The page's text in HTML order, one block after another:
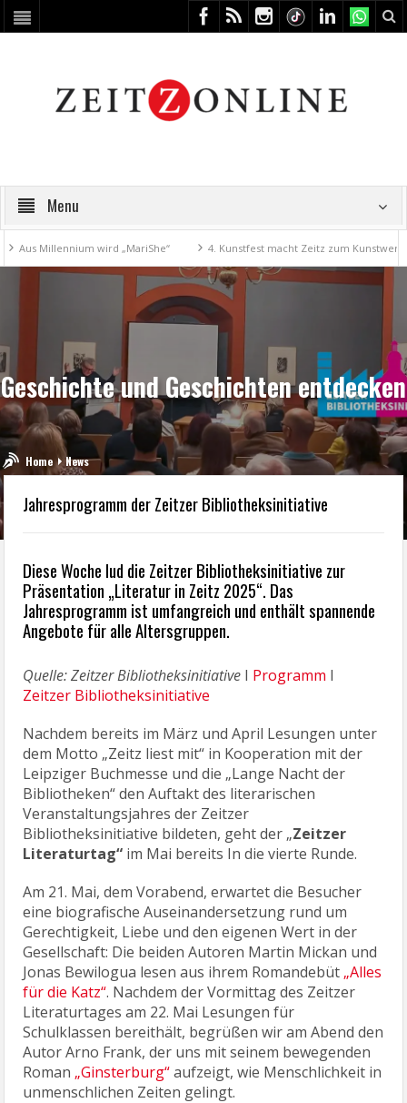
Menu
wird „MariShe“ 4. Kunstfest macht Zeitz zum Kunstwerk
Geschichte und Geschichten entdecken
Home News
Jahresprogramm der Zeitzer Bibliotheksinitiative
Diese Woche lud die Zeitzer Bibliotheksinitiative zur
Präsentation „Literatur in Zeitz 2025“. Das
Jahresprogramm ist umfangreich und enthält spannende
Angebote für alle Altersgruppen.
Quelle: Zeitzer Bibliotheksinitiative I Programm I
Zeitzer Bibliotheksinitiative
Nachdem bereits im März und April Lesungen unter
dem Motto „Zeitz liest mit“ in Kooperation mit der
Leipziger Buchmesse und die „Lange Nacht der
Bibliotheken“ den Auftakt des literarischen
Veranstaltungsjahres der Zeitzer
Bibliotheksinitiative bildeten, geht der „Zeitzer
Literaturtag“ im Mai bereits In die vierte Runde.
Am 21. Mai, dem Vorabend, erwartet die Besucher
eine biografische Auseinandersetzung rund um
Gerechtigkeit, Liebe und den eigenen Wert in der
Gesellschaft: Die beiden Autoren Martin Mickan und
Jonas Bewilogua lesen aus ihrem Romandebüt „Alles
für die Katz“. Nachdem der Vormittag des Zeitzer
Literaturtages am 22. Mai Lesungen für
Schulklassen bereithält, begrüßen wir am Abend den
Autor Arno Frank, der uns mit seinem bewegenden
Roman „Ginsterburg“aufzeigt, wie Menschlichkeit in
unmenschlichen Zeiten gelingt.